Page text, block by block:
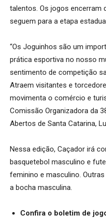
talentos. Os jogos encerram
seguem para a etapa
“Os Joguinhos são um
prática esportiva no nosso
sentimento de competição
Atraem visitantes e
movimenta o comércio e
Comissão Organizadora da
Abertos de Santa Catarina,
Nessa edição, Caçador irá
basquetebol masculino e
feminino e masculino.
a bocha masculina.
Confira o boletim de